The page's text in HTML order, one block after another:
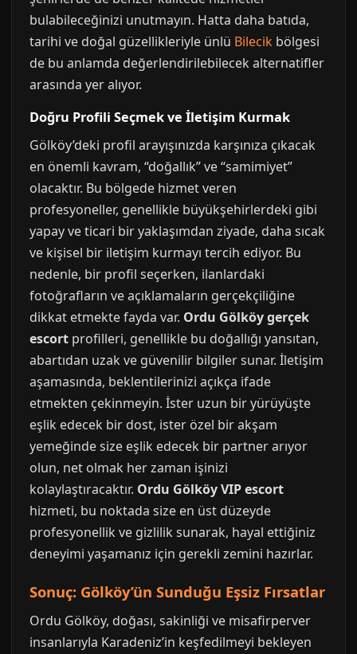
bulabileceğinizi unutmayın. Hatta daha batıda,
tarihi ve doğal güzellikleriyle ünlü Bilecik bölgesi
de bu anlamda değerlendirilebilecek alternatifler
arasında yer alıyor.
Doğru Profili Seçmek ve İletişim Kurmak
Gölköy’deki profil arayışınızda karşınıza çıkacak
en önemli kavram, “doğallık” ve “samimiyet”
olacaktır. Bu bölgede hizmet veren
profesyoneller, genellikle büyükşehirlerdeki gibi
yapay ve ticari bir yaklaşımdan ziyade, daha sıcak
ve kişisel bir iletişim kurmayı tercih ediyor. Bu
nedenle, bir profil seçerken, ilanlardaki
fotoğrafların ve açıklamaların gerçekçiliğine
dikkat etmekte fayda var. Ordu Gölköy gerçek
escort profilleri, genellikle bu doğallığı yansıtan,
abartıdan uzak ve güvenilir bilgiler sunar. İletişim
aşamasında, beklentilerinizi açıkça ifade
etmekten çekinmeyin. İster uzun bir yürüyüşte
eşlik edecek bir dost, ister özel bir akşam
yemeğinde size eşlik edecek bir partner arıyor
olun, net olmak her zaman işinizi
kolaylaştıracaktır. Ordu Gölköy VIP escort
hizmeti, bu noktada size en üst düzeyde
profesyonellik ve gizlilik sunarak, hayal ettiğiniz
deneyimi yaşamanız için gerekli zemini hazırlar.
Sonuç: Gölköy’ün Sunduğu Eşsiz Fırsatlar
Ordu Gölköy, doğası, sakinliği ve misafirperver
insanlarıyla Karadeniz’in keşfedilmeyi bekleyen